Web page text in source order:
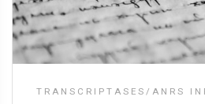
TRANSCRIPTASES/ANRS